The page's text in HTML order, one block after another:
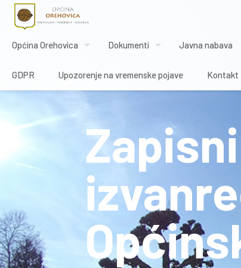
Općina Orehovica Dokumenti Javna nabava
GDPR Upozorenje na vremenske pojave Kontakt